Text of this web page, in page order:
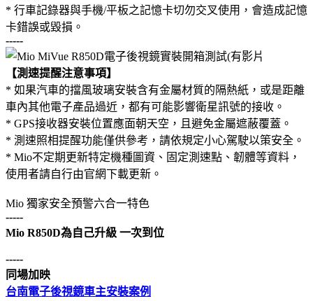
* 行車記錄器與手機/平板之記憶卡切勿交叉使用，會造成記憶
卡錯誤或毀損。
-----
【測速提醒注意事項】
* 如果汽車的擋風玻璃安裝含有金屬材質的隔熱紙，或是距離
車內其他電子產品過近，都有可能影響衛星訊號的接收。
* GPS接收器安裝位置應面朝天空，且避免金屬遮蔽覆蓋。
* 測速照相提醒功能僅供參考，請依規定小心駕駛以策安全。
* Mio不定期更新特定機種圖資、固定測速點、韌體等資料，
使用者請自行由官網下載更新。
Mio 獨家安全預警六合一特色
-----
Mio R850D為自己升級 一次到位
-----
同場加映
台南電子後視鏡車主安裝案例